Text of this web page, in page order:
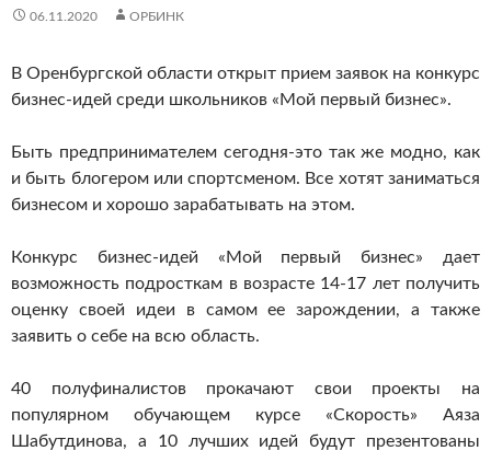
06.11.2020 ОРБИНК
В Оренбургской области открыт прием заявок на конкурс
бизнес-идей среди школьников «Мой первый бизнес».
Быть предпринимателем сегодня-это так же модно, как
и быть блогером или спортсменом. Все хотят заниматься
бизнесом и хорошо зарабатывать на этом.
Конкурс бизнес-идей «Мой первый бизнес» дает
возможность подросткам в возрасте 14-17 лет получить
оценку своей идеи в самом ее зарождении, а также
заявить о себе на всю область.
40 полуфиналистов прокачают свои проекты на
популярном обучающем курсе «Скорость» Аяза
Шабутдинова, а 10 лучших идей будут презентованы